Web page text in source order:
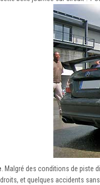
. Malgré des conditions de piste
et quelques accidents